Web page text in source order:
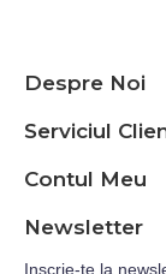
Despre Noi
Serviciul
Contul Meu
Newsletter
Inscrie-te la